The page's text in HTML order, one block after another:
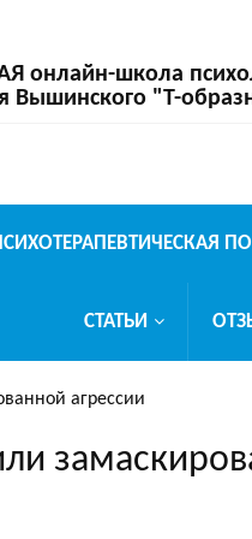
школа
Вышинского "Т-
СТАТЬИ
агрессии